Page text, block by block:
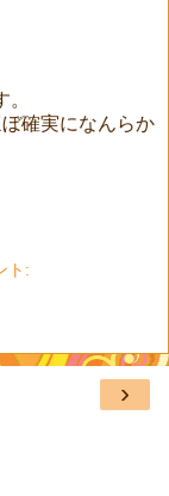
確実になんらか
ト:
›